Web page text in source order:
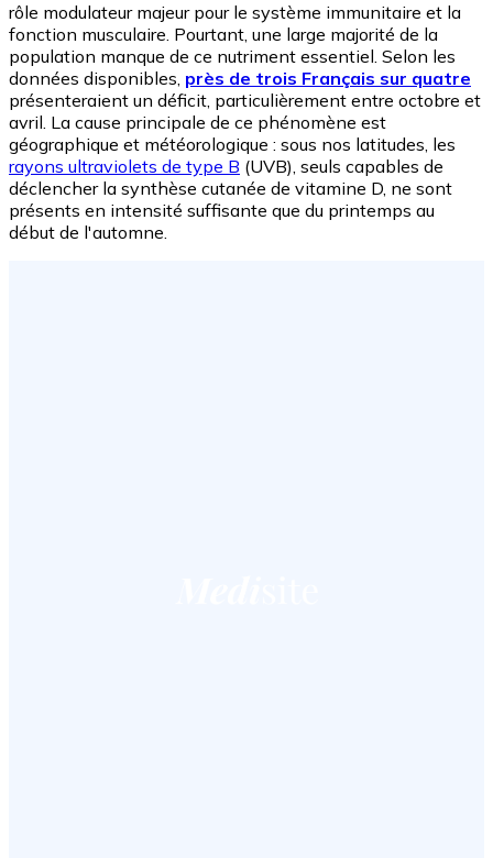
rôle modulateur majeur pour le système immunitaire et la
fonction musculaire. Pourtant, une large majorité de la
population manque de ce nutriment essentiel. Selon les
données disponibles, près de trois Français sur quatre
présenteraient un déficit, particulièrement entre octobre et
avril. La cause principale de ce phénomène est
géographique et météorologique : sous nos latitudes, les
rayons ultraviolets de type B (UVB), seuls capables de
déclencher la synthèse cutanée de vitamine D, ne sont
présents en intensité suffisante que du printemps au
début de l'automne.